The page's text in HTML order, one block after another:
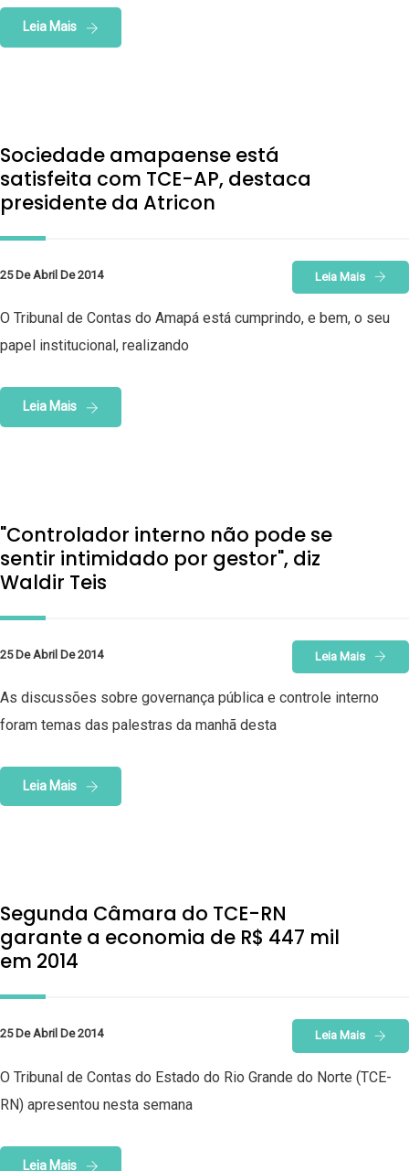
Leia Mais
Sociedade amapaense está
satisfeita com TCE-AP, destaca
presidente da Atricon
25 De Abril De 2014 Leia Mais
O Tribunal de Contas do Amapá está cumprindo, e bem, o seu
papel institucional, realizando
Leia Mais
"Controlador interno não pode se
sentir intimidado por gestor", diz
Waldir Teis
25 De Abril De 2014 Leia Mais
As discussões sobre governança pública e controle interno
foram temas das palestras da manhã desta
Leia Mais
Segunda Câmara do TCE-RN
garante a economia de R$ 447 mil
em 2014
25 De Abril De 2014 Leia Mais
O Tribunal de Contas do Estado do Rio Grande do Norte (TCE-
RN) apresentou nesta semana
Leia Mais